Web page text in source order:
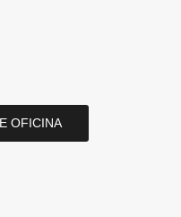
OFICINA